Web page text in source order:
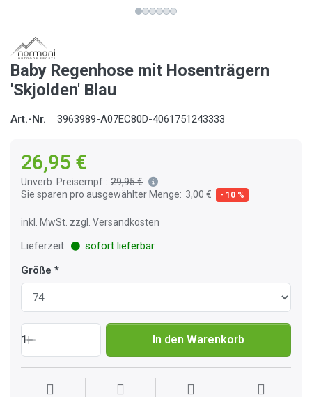
Baby Regenhose mit Hosenträgern
'Skjolden' Blau
Art.-Nr. 3963989-A07EC80D-4061751243333
26,95 €
Unverb. Preisempf.: 29,95 €
Sie sparen pro ausgewählter Menge: 3,00 € - 10 %
inkl. MwSt. zzgl. Versandkosten
Lieferzeit:
sofort lieferbar
Größe
1 In den Warenkorb